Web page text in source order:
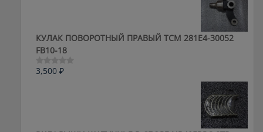
КУЛАК ПОВОРОТНЫЙ ПРАВЫЙ ТСМ 281E4-30052
FB10-18
Оценка
3,500 ₽